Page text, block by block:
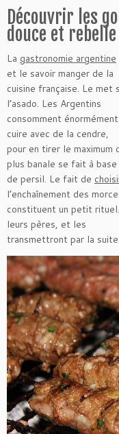
Découvrir les
douce et
La gastronomie argentine
et le savoir manger de la
cuisine française. Le met
l’asado. Les Argentins
consomment
cuire avec de la cendre,
pour en tirer le maximum
plus banale se fait à base
de persil. Le fait de
l’enchaînement des
constituent un petit
leurs pères, et les
transmettront par la suite.